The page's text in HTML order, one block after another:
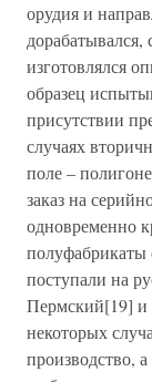
орудия и
изготовлялся
образец
присутствии
случаях
поле –
заказ на
одновременно
полуфабрикаты
поступали на
Пермский[19] и
некоторых
производство,